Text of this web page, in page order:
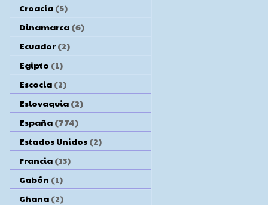
Croacia (5)
Dinamarca (6)
Ecuador (2)
Egipto (1)
Escocia (2)
Eslovaquia (2)
España (774)
Estados Unidos (2)
Francia (13)
Gabón (1)
Ghana (2)